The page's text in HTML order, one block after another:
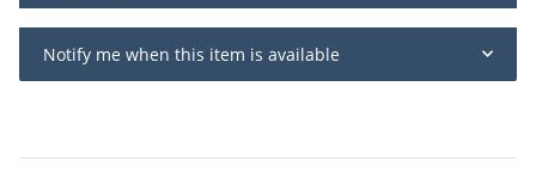
Notify me when this item is available